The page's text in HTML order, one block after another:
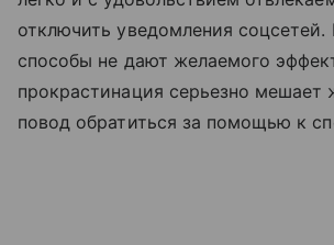
отключить уведомления соцсетей.
способы не дают желаемого
прокрастинация серьезно мешает
повод обратиться за помощью к